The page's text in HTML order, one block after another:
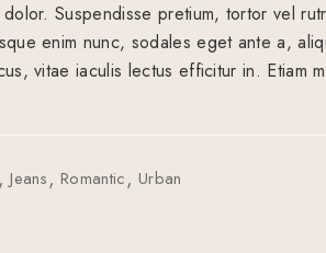
Suspendisse pretium, tortor vel
enim nunc, sodales eget ante a,
vitae iaculis lectus efficitur in. Etiam
Jeans Romantic Urban